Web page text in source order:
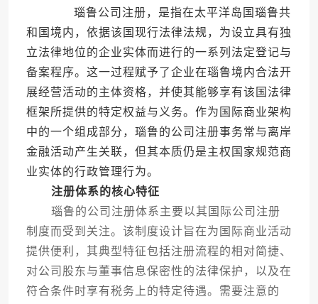
瑙鲁公司注册，是指在太平洋岛国瑙鲁共
和国境内，依据该国现行法律法规，为设立具有独
立法律地位的企业实体而进行的一系列法定登记与
备案程序。这一过程赋予了企业在瑙鲁境内合法开
展经营活动的主体资格，并使其能够享有该国法律
框架所提供的特定权益与义务。作为国际商业架构
中的一个组成部分，瑙鲁的公司注册事务常与离岸
金融活动产生关联，但其本质仍是主权国家规范商
业实体的行政管理行为。
注册体系的核心特征
瑙鲁的公司注册体系主要以其国际公司注册
制度而受到关注。该制度设计旨在为国际商业活动
提供便利，其典型特征包括注册流程的相对简捷、
对公司股东与董事信息保密性的法律保护，以及在
符合条件时享有税务上的特定待遇。需要注意的